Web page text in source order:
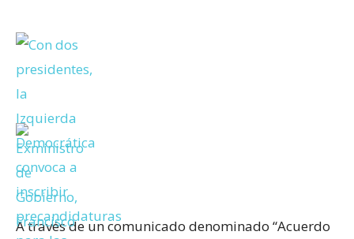
A través de un comunicado denominado “Acuerdo